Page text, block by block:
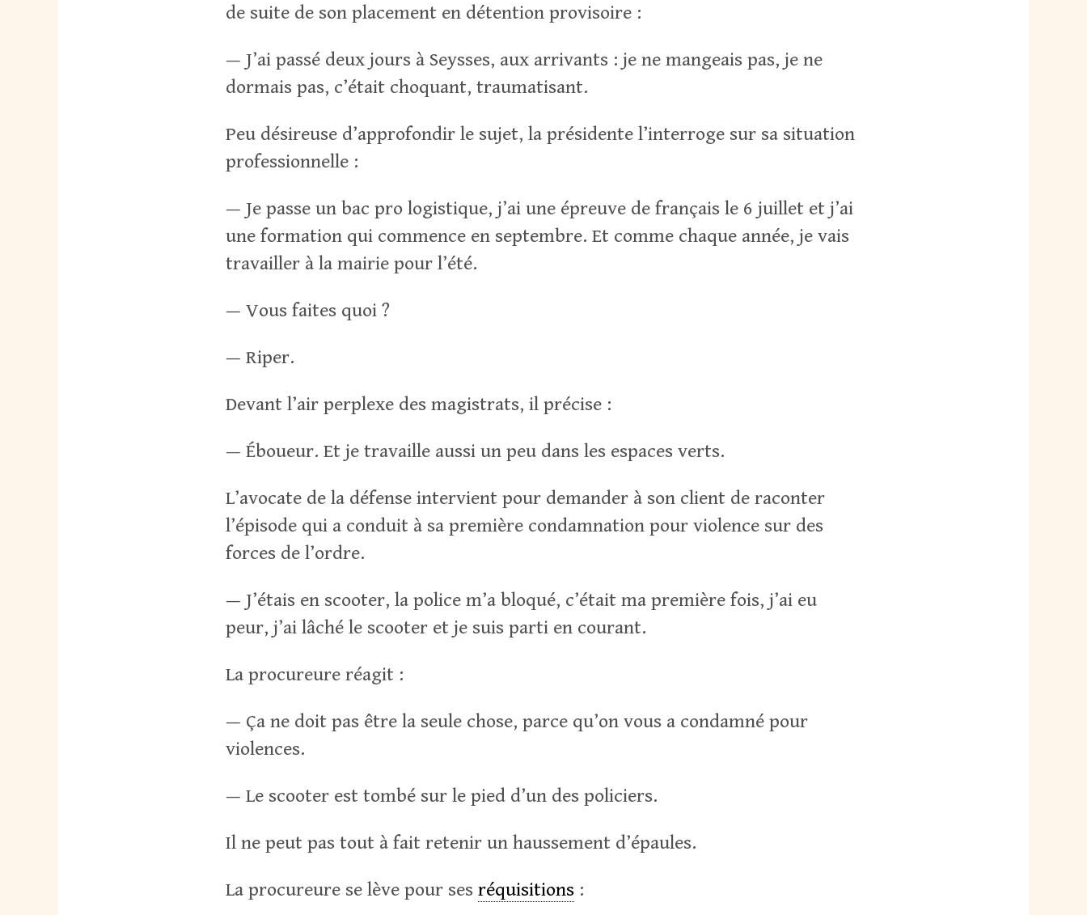
de suite de son placement en détention provisoire :
— J’ai passé deux jours à Seysses, aux arrivants : je ne mangeais pas, je ne
dormais pas, c’était choquant, traumatisant.
Peu désireuse d’approfondir le sujet, la présidente l’interroge sur sa situation
professionnelle :
— Je passe un bac pro logistique, j’ai une épreuve de français le 6 juillet et j’ai
une formation qui commence en septembre. Et comme chaque année, je vais
travailler à la mairie pour l’été.
— Vous faites quoi ?
— Riper.
Devant l’air perplexe des magistrats, il précise :
— Éboueur. Et je travaille aussi un peu dans les espaces verts.
L’avocate de la défense intervient pour demander à son client de raconter
l’épisode qui a conduit à sa première condamnation pour violence sur des
forces de l’ordre.
— J’étais en scooter, la police m’a bloqué, c’était ma première fois, j’ai eu
peur, j’ai lâché le scooter et je suis parti en courant.
La procureure réagit :
— Ça ne doit pas être la seule chose, parce qu’on vous a condamné pour
violences.
— Le scooter est tombé sur le pied d’un des policiers.
Il ne peut pas tout à fait retenir un haussement d’épaules.
La procureure se lève pour sesréquisitions :